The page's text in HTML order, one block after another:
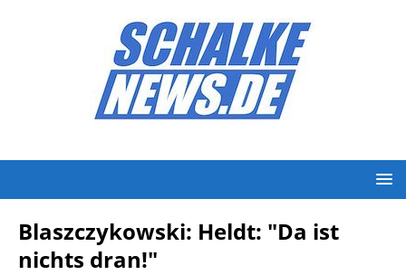
Blaszczykowski: Heldt: "Da ist
nichts dran!"